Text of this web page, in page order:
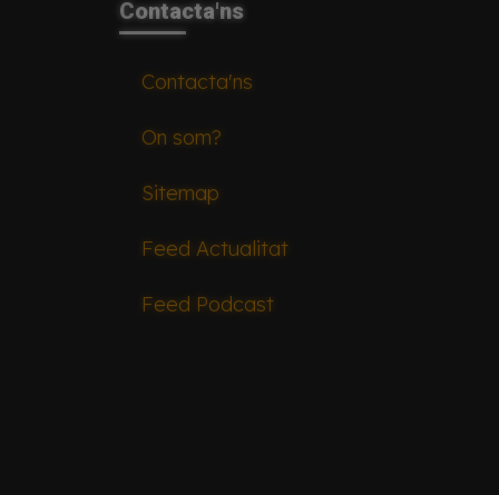
Contacta'ns
Contacta'ns
On som?
Sitemap
Feed Actualitat
Feed Podcast